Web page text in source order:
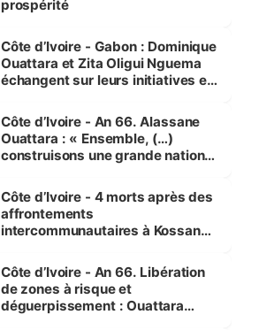
prospérité
Côte d’Ivoire - Gabon : Dominique
Ouattara et Zita Oligui Nguema
échangent sur leurs initiatives en
enfants
Côte d’Ivoire - An 66. Alassane
Ouattara : « Ensemble, (…)
construisons une grande nation
générations futures »
Côte d’Ivoire - 4 morts après des
affrontements
intercommunautaires à Kossandji
milieu des sinistrés
Côte d’Ivoire - An 66. Libération
de zones à risque et
déguerpissement : Ouattara